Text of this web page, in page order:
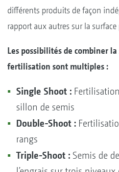
différents produits de façon
rapport aux autres sur la surface
Les possibilités de combiner
fertilisation sont multiples :
Single Shoot :
sillon de semis
Double-Shoot :
rangs
Triple-Shoot : Semis de